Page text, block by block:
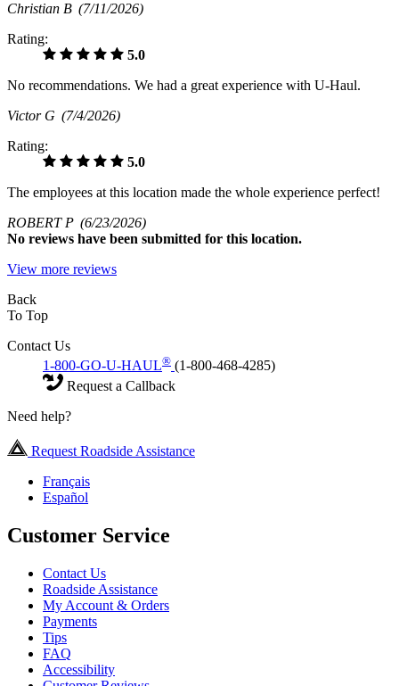
Christian B (7/11/2026)
Rating:
5.0
No recommendations. We had a great experience with U-Haul.
Victor G (7/4/2026)
Rating:
5.0
The employees at this location made the whole experience perfect!
ROBERT P (6/23/2026)
No reviews have been submitted for this location.
View more reviews
Back
To Top
Contact Us
1-800-GO-U-HAUL® (1-800-468-4285)
Request a Callback
Need help?
Request Roadside Assistance
Français
Español
Customer Service
Contact Us
Roadside Assistance
My Account & Orders
Payments
Tips
FAQ
Accessibility